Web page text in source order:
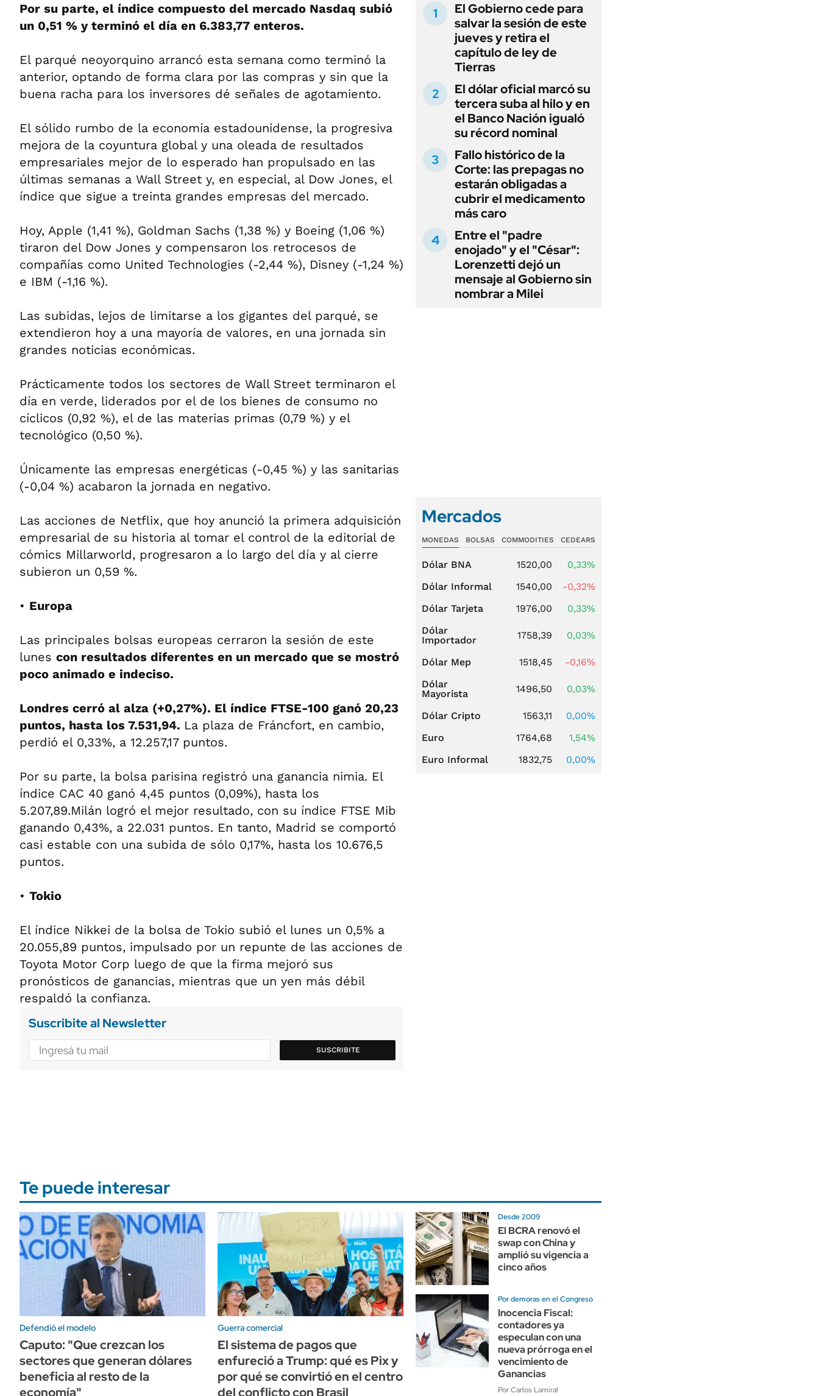
Por su parte, el índice compuesto del mercado Nasdaq subió
un 0,51 % y terminó el día en 6.383,77 enteros.
El parqué neoyorquino arrancó esta semana como terminó la
anterior, optando de forma clara por las compras y sin que la
buena racha para los inversores dé señales de agotamiento.
El sólido rumbo de la economía estadounidense, la progresiva
mejora de la coyuntura global y una oleada de resultados
empresariales mejor de lo esperado han propulsado en las
últimas semanas a Wall Street y, en especial, al Dow Jones, el
índice que sigue a treinta grandes empresas del mercado.
Hoy, Apple (1,41 %), Goldman Sachs (1,38 %) y Boeing (1,06 %)
tiraron del Dow Jones y compensaron los retrocesos de
compañías como United Technologies (-2,44 %), Disney (-1,24 %)
e IBM (-1,16 %).
Las subidas, lejos de limitarse a los gigantes del parqué, se
extendieron hoy a una mayoría de valores, en una jornada sin
grandes noticias económicas.
Prácticamente todos los sectores de Wall Street terminaron el
día en verde, liderados por el de los bienes de consumo no
cíclicos (0,92 %), el de las materias primas (0,79 %) y el
tecnológico (0,50 %).
Únicamente las empresas energéticas (-0,45 %) y las sanitarias
(-0,04 %) acabaron la jornada en negativo.
Las acciones de Netflix, que hoy anunció la primera adquisición
empresarial de su historia al tomar el control de la editorial de
cómics Millarworld, progresaron a lo largo del día y al cierre
subieron un 0,59 %.
• Europa
Las principales bolsas europeas cerraron la sesión de este
lunes con resultados diferentes en un mercado que se mostró
poco animado e indeciso.
Londres cerró al alza (+0,27%). El índice FTSE-100 ganó 20,23
puntos, hasta los 7.531,94. La plaza de Fráncfort, en cambio,
perdió el 0,33%, a 12.257,17 puntos.
Por su parte, la bolsa parisina registró una ganancia nimia. El
índice CAC 40 ganó 4,45 puntos (0,09%), hasta los
5.207,89.Milán logró el mejor resultado, con su índice FTSE Mib
ganando 0,43%, a 22.031 puntos. En tanto, Madrid se comportó
casi estable con una subida de sólo 0,17%, hasta los 10.676,5
puntos.
• Tokio
El índice Nikkei de la bolsa de Tokio subió el lunes un 0,5% a
20.055,89 puntos, impulsado por un repunte de las acciones de
Toyota Motor Corp luego de que la firma mejoró sus
pronósticos de ganancias, mientras que un yen más débil
respaldó la confianza.
Suscribite al Newsletter
SUSCRIBITE
El Gobierno cede para
salvar la sesión de este
jueves y retira el
capítulo de ley de
Tierras
El dólar oficial marcó su
tercera suba al hilo y en
el Banco Nación igualó
su récord nominal
Fallo histórico de la
Corte: las prepagas no
estarán obligadas a
cubrir el medicamento
más caro
Entre el "padre
enojado" y el "César":
Lorenzetti dejó un
mensaje al Gobierno sin
nombrar a Milei
Mercados
MONEDAS BOLSAS COMMODITIES CEDEARS
Dólar BNA 1520,00
0,33%
Dólar Informal
1540,00
-0,32%
Dólar Tarjeta
1976,00
0,33%
Dólar
Importador
1758,39 0,03%
Dólar Mep 1518,45
-0,16%
Dólar
Mayorista
1496,50 0,03%
Dólar Cripto 1563,11
0,00%
Euro
1764,68
1,54%
Euro Informal
1832,75 0,00%
Te puede interesar
Defendió el modelo
Caputo: "Que crezcan los
sectores que generan dólares
beneficia al resto de la
economía"
Guerra comercial
El sistema de pagos que
enfureció a Trump: qué es Pix y
por qué se convirtió en el centro
del conflicto con Brasil
Desde 2009
El BCRA renovó el
swap con China y
amplió su vigencia a
cinco años
Por demoras en el Congreso
Inocencia Fiscal:
contadores ya
especulan con una
nueva prórroga en el
vencimiento de
Ganancias
Por Carlos Lamiral